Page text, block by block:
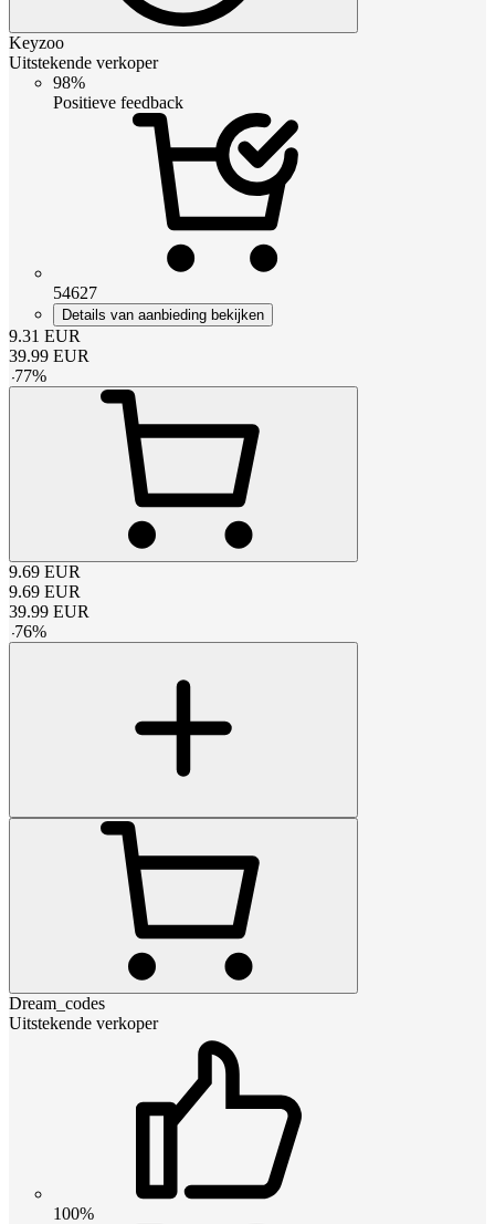
Keyzoo
Uitstekende verkoper
98%
Positieve feedback
54627
Details van aanbieding bekijken
9.31 EUR
39.99 EUR
-77%
9.69 EUR
9.69 EUR
39.99 EUR
-76%
Dream_codes
Uitstekende verkoper
100%